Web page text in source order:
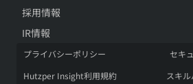
採用情報​
IR情報​
プライバシーポリシー​
セキ
Hutzper Insight利用規約​
スキ